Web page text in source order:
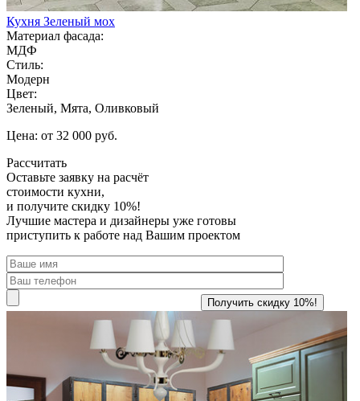
Кухня Зеленый мох
Материал фасада:
МДФ
Стиль:
Модерн
Цвет:
Зеленый, Мята, Оливковый
Цена: от 32 000 руб.
Рассчитать
Оставьте заявку на расчёт
стоимости кухни,
и получите скидку 10%!
Лучшие мастера и дизайнеры уже готовы
приступить к работе над Вашим проектом